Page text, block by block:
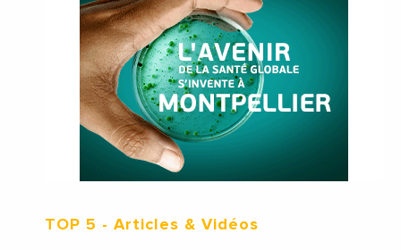
TOP 5 - Articles & Vidéos